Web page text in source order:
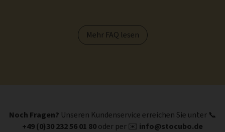
Mehr FAQ lesen
Noch Fragen? Unseren Kundenservice erreichen Sie unter 📞
+49 (0)30 232 56 01 80oder per ✉️ info@stocubo.de